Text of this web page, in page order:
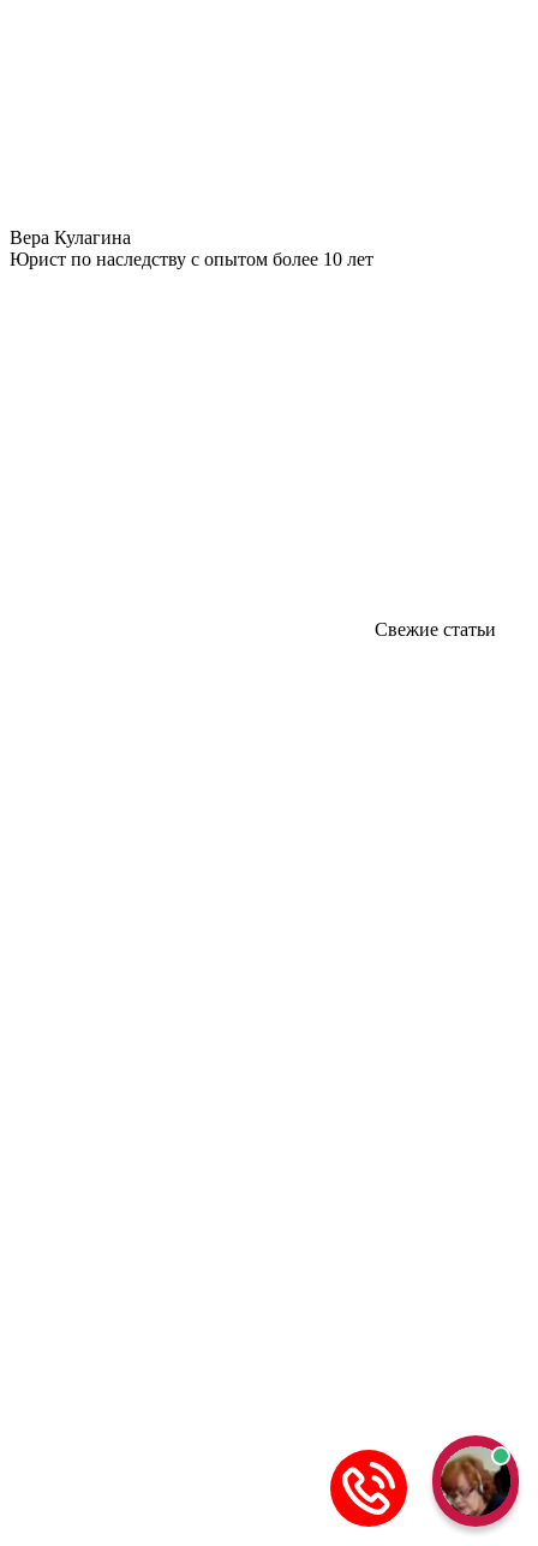
Вера Кулагина
Юрист по наследству с опытом более 10 лет
Свежие статьи